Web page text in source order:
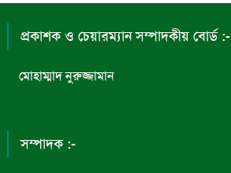
প্রকাশক ও চেয়ারম্যান সম্পাদকীয় বোর্ড :-
মোহাম্মাদ নুরুজ্জামান
সম্পাদক :-